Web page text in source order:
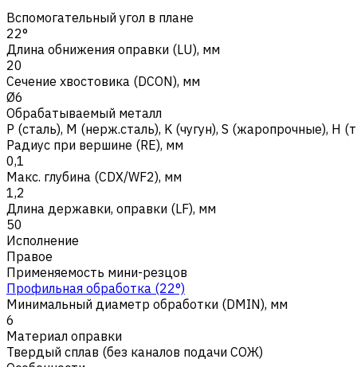
Вспомогательный угол в плане
22°
Длина обнижения оправки (LU), мм
20
Сечение хвостовика (DCON), мм
Ø6
Обрабатываемый металл
Р (сталь), M (нерж.сталь), K (чугун), S (жаропрочные), H
Радиус при вершине (RE), мм
0,1
Макс. глубина (CDX/WF2), мм
1,2
Длина державки, оправки (LF), мм
50
Исполнение
Правое
Применяемость мини-резцов
Профильная обработка (22°)
Минимальный диаметр обработки (DMIN), мм
6
Материал оправки
Твердый сплав (без каналов подачи СОЖ)